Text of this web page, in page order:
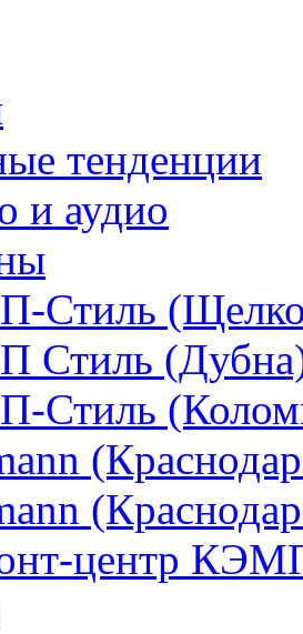
тенденции
и аудио
Стиль
Стиль
Стиль
центр